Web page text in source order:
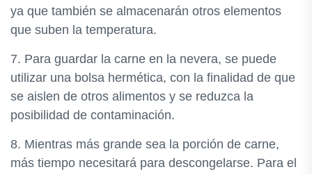
ya que también se almacenarán otros elementos
que suben la temperatura.
7. Para guardar la carne en la nevera, se puede
utilizar una bolsa hermética, con la finalidad de que
se aislen de otros alimentos y se reduzca la
posibilidad de contaminación.
8. Mientras más grande sea la porción de carne,
más tiempo necesitará para descongelarse. Para el